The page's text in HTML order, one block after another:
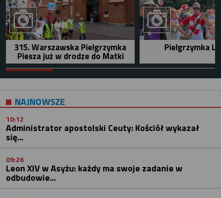
315. Warszawska Pielgrzymka
Piesza już w drodze do Matki
Pielgrzymka
NAJNOWSZE
10:12
Administrator apostolski Ceuty: Kościół wykazał
się...
09:26
Leon XIV w Asyżu: każdy ma swoje zadanie w
odbudowie...